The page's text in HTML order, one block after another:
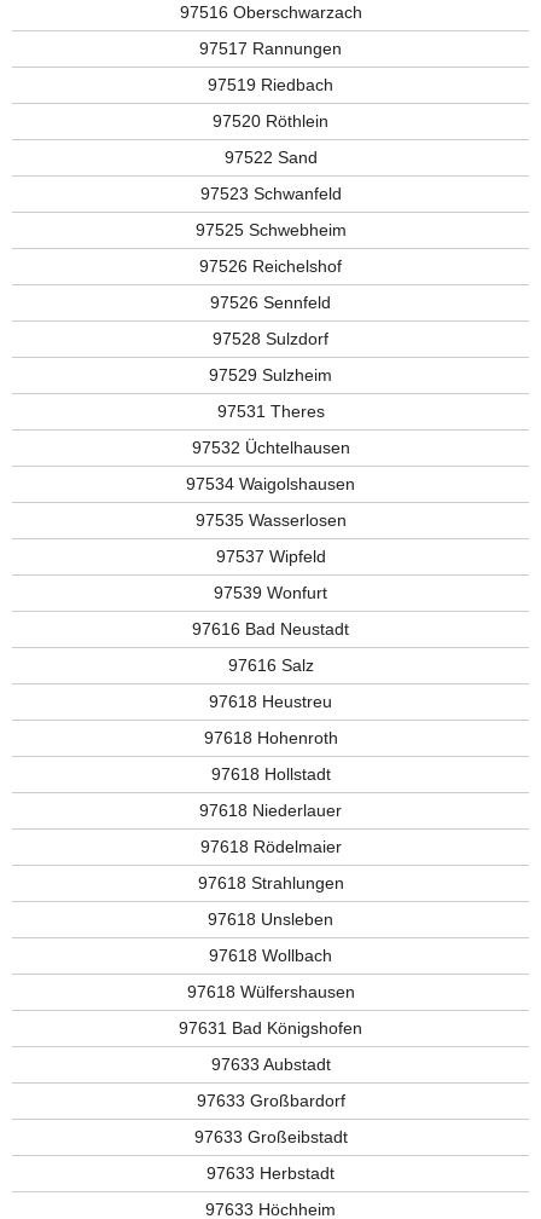
97516 Oberschwarzach
97517 Rannungen
97519 Riedbach
97520 Röthlein
97522 Sand
97523 Schwanfeld
97525 Schwebheim
97526 Reichelshof
97526 Sennfeld
97528 Sulzdorf
97529 Sulzheim
97531 Theres
97532 Üchtelhausen
97534 Waigolshausen
97535 Wasserlosen
97537 Wipfeld
97539 Wonfurt
97616 Bad Neustadt
97616 Salz
97618 Heustreu
97618 Hohenroth
97618 Hollstadt
97618 Niederlauer
97618 Rödelmaier
97618 Strahlungen
97618 Unsleben
97618 Wollbach
97618 Wülfershausen
97631 Bad Königshofen
97633 Aubstadt
97633 Großbardorf
97633 Großeibstadt
97633 Herbstadt
97633 Höchheim